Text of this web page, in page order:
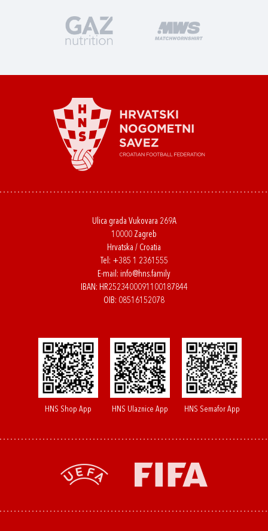
Ulica grada Vukovara 269A
10000 Zagreb
Hrvatska / Croatia
Tel: +385 1 2361555
E-mail: info@hns.family
IBAN: HR2523400091100187844
OIB: 08516152078
HNS Shop App HNS Ulaznice App HNS Semafor App